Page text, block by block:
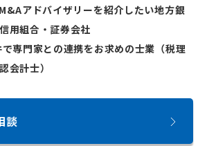
アドバイザリーを紹介したい地方銀
用組合・証券会社
専門家との連携をお求めの士業（税理
会計士）
談